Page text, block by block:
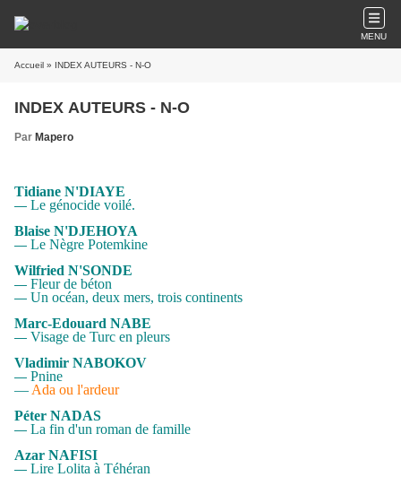
MENU
Accueil » INDEX AUTEURS - N-O
INDEX AUTEURS - N-O
Par Mapero
Tidiane N'DIAYE
— Le génocide voilé.
Blaise N'DJEHOYA
— Le Nègre Potemkine
Wilfried N'SONDE
— Fleur de béton
— Un océan, deux mers, trois continents
Marc-Edouard NABE
— Visage de Turc en pleurs
Vladimir NABOKOV
— Pnine
— Ada ou l'ardeur
Péter NADAS
— La fin d'un roman de famille
Azar NAFISI
— Lire Lolita à Téhéran